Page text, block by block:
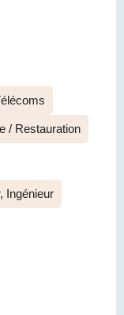
/ Restauration
Ingénieur